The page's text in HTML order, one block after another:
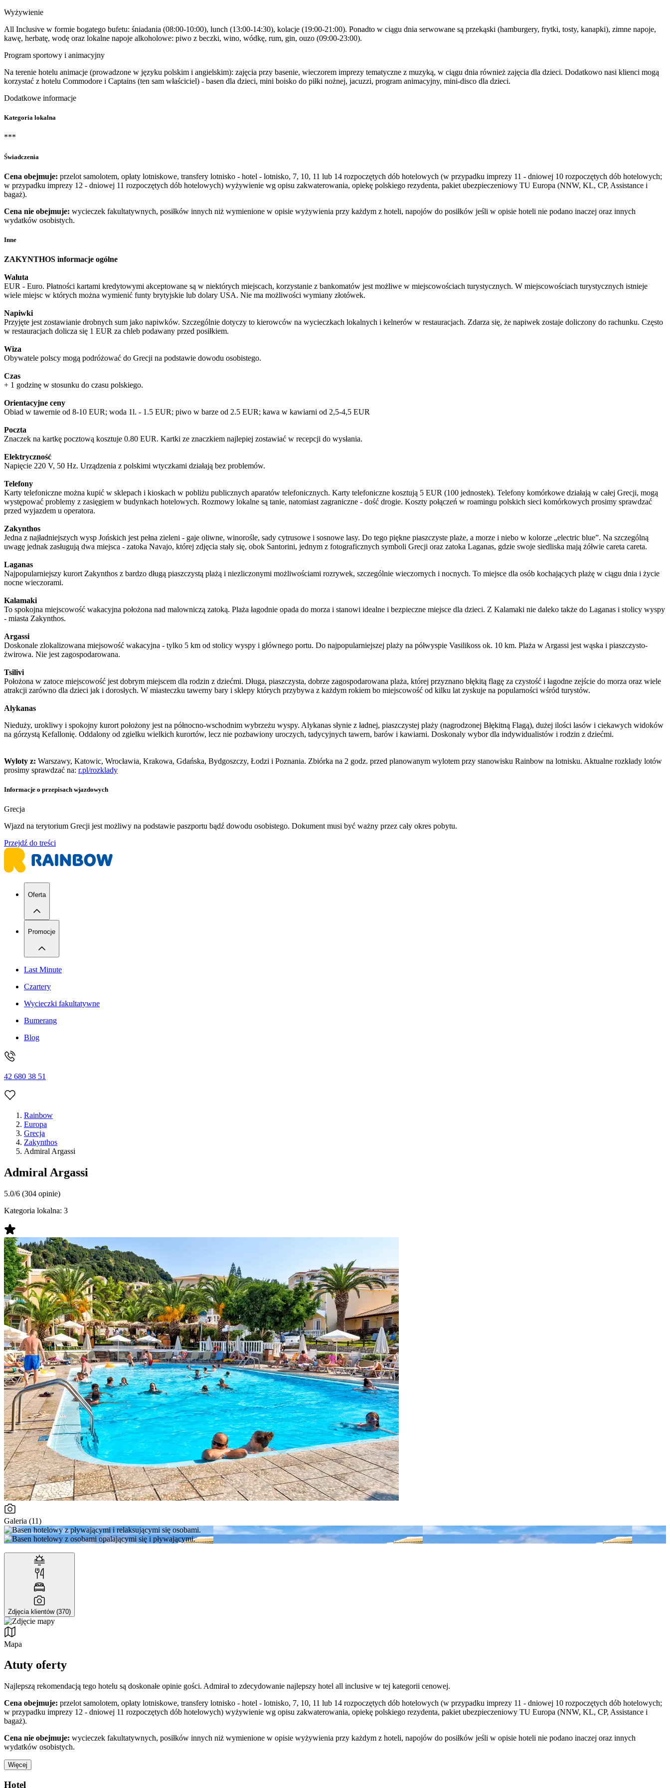
Wyżywienie
All Inclusive w formie bogatego bufetu: śniadania (08:00-10:00), lunch (13:00-14:30), kolacje (19:00-21:00). Ponadto w ciągu dnia serwowane są przekąski (hamburgery, frytki, tosty, kanapki), zimne napoje,
kawę, herbatę, wodę oraz lokalne napoje alkoholowe: piwo z beczki, wino, wódkę, rum, gin, ouzo (09:00-23:00).
Program sportowy i animacyjny
Na terenie hotelu animacje (prowadzone w języku polskim i angielskim): zajęcia przy basenie, wieczorem imprezy tematyczne z muzyką, w ciągu dnia również zajęcia dla dzieci. Dodatkowo nasi klienci mogą
korzystać z hotelu Commodore i Captains (ten sam właściciel) - basen dla dzieci, mini boisko do piłki nożnej, jacuzzi, program animacyjny, mini-disco dla dzieci.
Dodatkowe informacje
Kategoria lokalna
***
Świadczenia
Cena obejmuje: przelot samolotem, opłaty lotniskowe, transfery lotnisko - hotel - lotnisko, 7, 10, 11 lub 14 rozpoczętych dób hotelowych (w przypadku imprezy 11 - dniowej 10 rozpoczętych dób hotelowych;
w przypadku imprezy 12 - dniowej 11 rozpoczętych dób hotelowych) wyżywienie wg opisu zakwaterowania, opiekę polskiego rezydenta, pakiet ubezpieczeniowy TU Europa (NNW, KL, CP, Assistance i
bagaż).
Cena nie obejmuje: wycieczek fakultatywnych, posiłków innych niż wymienione w opisie wyżywienia przy każdym z hoteli, napojów do posiłków jeśli w opisie hoteli nie podano inaczej oraz innych
wydatków osobistych.
Inne
ZAKYNTHOS informacje ogólne
Waluta
EUR - Euro. Płatności kartami kredytowymi akceptowane są w niektórych miejscach, korzystanie z bankomatów jest możliwe w miejscowościach turystycznych. W miejscowościach turystycznych istnieje
wiele miejsc w których można wymienić funty brytyjskie lub dolary USA. Nie ma możliwości wymiany złotówek.
Napiwki
Przyjęte jest zostawianie drobnych sum jako napiwków. Szczególnie dotyczy to kierowców na wycieczkach lokalnych i kelnerów w restauracjach. Zdarza się, że napiwek zostaje doliczony do rachunku. Często
w restauracjach dolicza się 1 EUR za chleb podawany przed posiłkiem.
Wiza
Obywatele polscy mogą podróżować do Grecji na podstawie dowodu osobistego.
Czas
+ 1 godzinę w stosunku do czasu polskiego.
Orientacyjne ceny
Obiad w tawernie od 8-10 EUR; woda 1l. - 1.5 EUR; piwo w barze od 2.5 EUR; kawa w kawiarni od 2,5-4,5 EUR
Poczta
Znaczek na kartkę pocztową kosztuje 0.80 EUR. Kartki ze znaczkiem najlepiej zostawiać w recepcji do wysłania.
Elektryczność
Napięcie 220 V, 50 Hz. Urządzenia z polskimi wtyczkami działają bez problemów.
Telefony
Karty telefoniczne można kupić w sklepach i kioskach w pobliżu publicznych aparatów telefonicznych. Karty telefoniczne kosztują 5 EUR (100 jednostek). Telefony komórkowe działają w całej Grecji, mogą
występować problemy z zasięgiem w budynkach hotelowych. Rozmowy lokalne są tanie, natomiast zagraniczne - dość drogie. Koszty połączeń w roamingu polskich sieci komórkowych prosimy sprawdzać
przed wyjazdem u operatora.
Zakynthos
Jedna z najładniejszych wysp Jońskich jest pełna zieleni - gaje oliwne, winorośle, sady cytrusowe i sosnowe lasy. Do tego piękne piaszczyste plaże, a morze i niebo w kolorze „electric blue”. Na szczególną
uwagę jednak zasługują dwa miejsca - zatoka Navajo, której zdjęcia stały się, obok Santorini, jednym z fotograficznych symboli Grecji oraz zatoka Laganas, gdzie swoje siedliska mają żółwie careta careta.
Laganas
Najpopularniejszy kurort Zakynthos z bardzo długą piaszczystą plażą i niezliczonymi możliwościami rozrywek, szczególnie wieczornych i nocnych. To miejsce dla osób kochających plażę w ciągu dnia i życie
nocne wieczorami.
Kalamaki
To spokojna miejscowość wakacyjna położona nad malowniczą zatoką. Plaża łagodnie opada do morza i stanowi idealne i bezpieczne miejsce dla dzieci. Z Kalamaki nie daleko także do Laganas i stolicy wyspy
- miasta Zakynthos.
Argassi
Doskonale zlokalizowana miejsowość wakacyjna - tylko 5 km od stolicy wyspy i głównego portu. Do najpopularniejszej plaży na półwyspie Vasilikoss ok. 10 km. Plaża w Argassi jest wąska i piaszczysto-
żwirowa. Nie jest zagospodarowana.
Tsilivi
Położona w zatoce miejscowość jest dobrym miejscem dla rodzin z dziećmi. Długa, piaszczysta, dobrze zagospodarowana plaża, której przyznano błękitą flagę za czystość i łagodne zejście do morza oraz wiele
atrakcji zarówno dla dzieci jak i dorosłych. W miasteczku tawerny bary i sklepy których przybywa z każdym rokiem bo miejscowość od kilku lat zyskuje na popularności wśród turystów.
Alykanas
Nieduży, urokliwy i spokojny kurort położony jest na północno-wschodnim wybrzeżu wyspy. Alykanas słynie z ładnej, piaszczystej plaży (nagrodzonej Błękitną Flagą), dużej ilości lasów i ciekawych widoków
na górzystą Kefallonię. Oddalony od zgielku wielkich kurortów, lecz nie pozbawiony uroczych, tadycyjnych tawern, barów i kawiarni. Doskonaly wybor dla indywidualistów i rodzin z dziećmi.
Wyloty z: Warszawy, Katowic, Wrocławia, Krakowa, Gdańska, Bydgoszczy, Łodzi i Poznania. Zbiórka na 2 godz. przed planowanym wylotem przy stanowisku Rainbow na lotnisku. Aktualne rozkłady lotów
prosimy sprawdzać na: r.pl/rozklady
Informacje o przepisach wjazdowych
Grecja
Wjazd na terytorium Grecji jest możliwy na podstawie paszportu bądź dowodu osobistego. Dokument musi być ważny przez cały okres pobytu.
Przejdź do treści
Oferta
Promocje
Last Minute
Czartery
Wycieczki fakultatywne
Bumerang
Blog
42 680 38 51
Rainbow
Europa
Grecja
Zakynthos
Admiral Argassi
Admiral Argassi
5.0/6 (304 opinie)
Kategoria lokalna: 3
Galeria (11)
Zdjęcia klientów (370)
Mapa
Atuty oferty
Najlepszą rekomendacją tego hotelu są doskonałe opinie gości. Admirał to zdecydowanie najlepszy hotel all inclusive w tej kategorii cenowej.
Cena obejmuje: przelot samolotem, opłaty lotniskowe, transfery lotnisko - hotel - lotnisko, 7, 10, 11 lub 14 rozpoczętych dób hotelowych (w przypadku imprezy 11 - dniowej 10 rozpoczętych dób hotelowych;
w przypadku imprezy 12 - dniowej 11 rozpoczętych dób hotelowych) wyżywienie wg opisu zakwaterowania, opiekę polskiego rezydenta, pakiet ubezpieczeniowy TU Europa (NNW, KL, CP, Assistance i
bagaż).
Cena nie obejmuje: wycieczek fakultatywnych, posiłków innych niż wymienione w opisie wyżywienia przy każdym z hoteli, napojów do posiłków jeśli w opisie hoteli nie podano inaczej oraz innych
wydatków osobistych.
Więcej
Hotel